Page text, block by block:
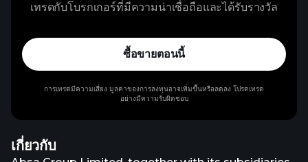
เกี่ยวกับ
เทรดกับโบรกเกอร์ที่มีความน่าเชื่อถือและได้รับรางวัล
ซื้อขายตอนนี้
การเทรดมีความเสี่ยง มูลค่าของการลงทุนอาจเพิ่มขึ้นหรือลดลง โปรดเทรด
อย่างมีความรับผิดชอบ